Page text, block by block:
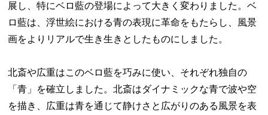
展し、特にベロ藍の登場によって大きく変わりました。ベ
ロ藍は、浮世絵における青の表現に革命をもたらし、風景
画をよりリアルで生き生きとしたものにしました。
北斎や広重はこのベロ藍を巧みに使い、それぞれ独自の
「青」を確立しました。北斎はダイナミックな青で波や空
を描き、広重は青を通じて静けさと広がりのある風景を表